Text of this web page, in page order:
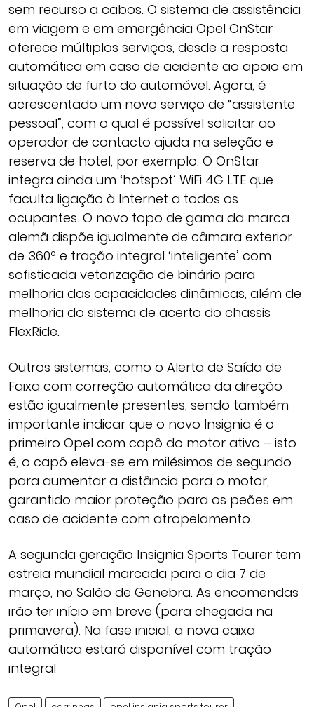
sem recurso a cabos. O sistema de assistência
em viagem e em emergência Opel OnStar
oferece múltiplos serviços, desde a resposta
automática em caso de acidente ao apoio em
situação de furto do automóvel. Agora, é
acrescentado um novo serviço de “assistente
pessoal”, com o qual é possível solicitar ao
operador de contacto ajuda na seleção e
reserva de hotel, por exemplo. O OnStar
integra ainda um ‘hotspot’ WiFi 4G LTE que
faculta ligação à Internet a todos os
ocupantes. O novo topo de gama da marca
alemã dispõe igualmente de câmara exterior
de 360º e tração integral ‘inteligente’ com
sofisticada vetorização de binário para
melhoria das capacidades dinâmicas, além de
melhoria do sistema de acerto do chassis
FlexRide.
Outros sistemas, como o Alerta de Saída de
Faixa com correção automática da direção
estão igualmente presentes, sendo também
importante indicar que o novo Insignia é o
primeiro Opel com capô do motor ativo – isto
é, o capô eleva-se em milésimos de segundo
para aumentar a distância para o motor,
garantido maior proteção para os peões em
caso de acidente com atropelamento.
A segunda geração Insignia Sports Tourer tem
estreia mundial marcada para o dia 7 de
março, no Salão de Genebra. As encomendas
irão ter início em breve (para chegada na
primavera). Na fase inicial, a nova caixa
automática estará disponível com tração
integral